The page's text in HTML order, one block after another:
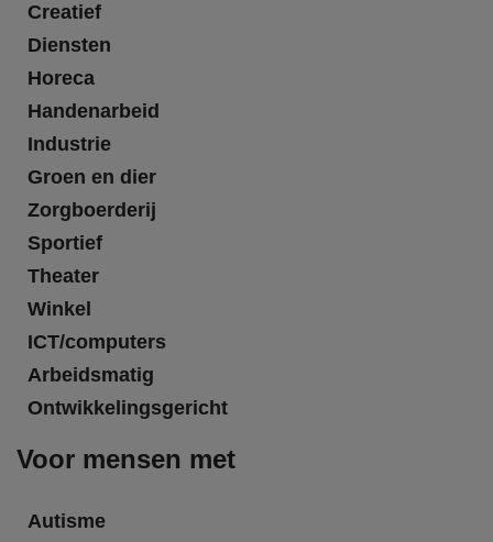
Creatief
Diensten
Horeca
Handenarbeid
Industrie
Groen en dier
Zorgboerderij
Sportief
Theater
Winkel
ICT/computers
Arbeidsmatig
Ontwikkelingsgericht
Voor mensen met
Autisme